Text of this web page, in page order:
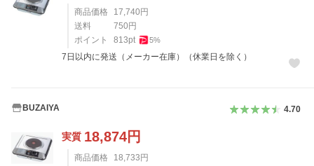
商品価格 17,740 円
送料
750 円
ポイント
813pt 5%
7日以内に発送（メーカー在庫）（休業日を除く）
BUZAIYA 4.70
実質 18,874円
商品価格 18,733 円